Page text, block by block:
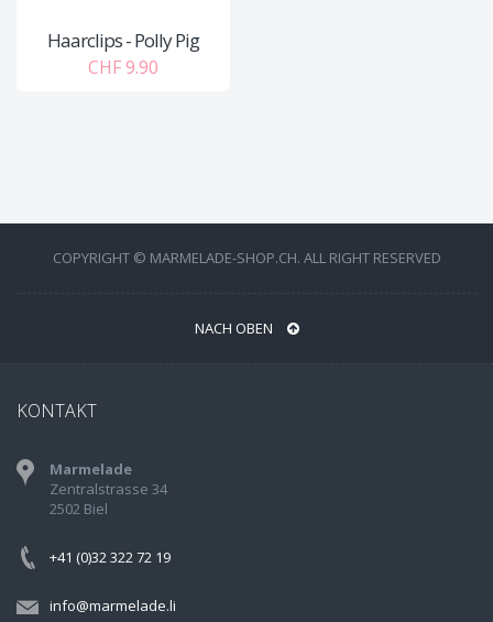
Haarclips - Polly Pig
CHF 9.90
COPYRIGHT © MARMELADE-SHOP.CH. ALL RIGHT RESERVED
NACH OBEN
KONTAKT
Marmelade
Zentralstrasse 34
2502 Biel
+41 (0)32 322 72 19
info@marmelade.li